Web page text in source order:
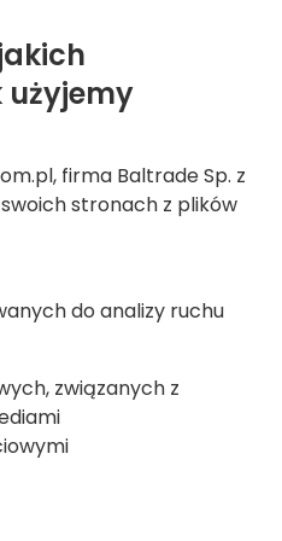
mnie o dostępności
użyjemy
firma Baltrade Sp. z
stronach z plików
do analizy ruchu
związanych z